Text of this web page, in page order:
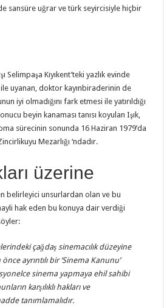
sansüre uğrar ve türk seyircisiyle hiçbir
Selimpaşa Kıyıkent’teki yazlık evinde
ile uyanan, doktor kayınbiraderinin de
iyi olmadığını fark etmesi ile yatırıldığı
beyin kanaması tanısı koyulan Işık,
sürecinin sonunda 16 Haziran 1979’da
Mezarlığı ‘ndadır.
üzerine
belirleyici unsurlardan olan ve bu
hak eden bu konuya dair verdiği
çağdaş sinemacılık düzeyine
ayrıntılı bir ‘Sinema Kanunu’
sinema yapmaya ehil sahibi
karşılıklı hakları ve
tanımlamalıdır.